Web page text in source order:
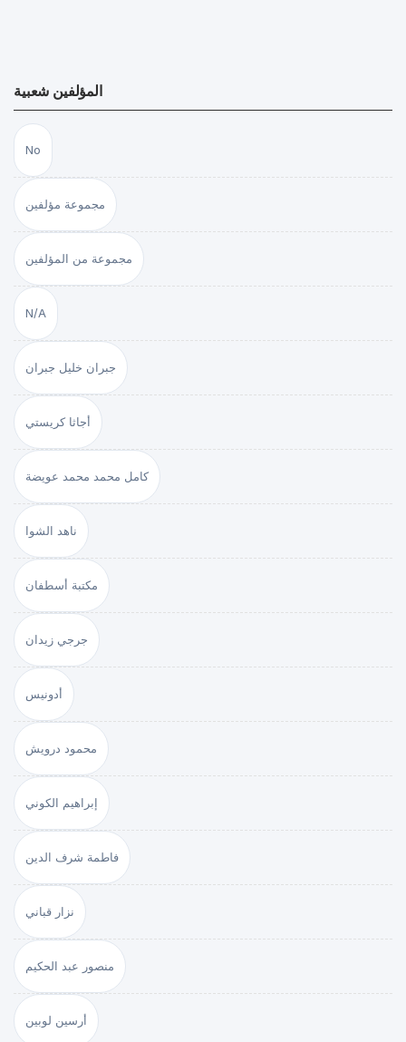
المؤلفين شعبية
No
مجموعة مؤلفين
مجموعة من المؤلفين
N/A
جبران خليل جبران
أجاثا كريستي
كامل محمد محمد عويضة
ناهد الشوا
مكتبة أسطفان
جرجي زيدان
أدونيس
محمود درويش
إبراهيم الكوني
فاطمة شرف الدين
نزار قباني
منصور عبد الحكيم
أرسين لوبين